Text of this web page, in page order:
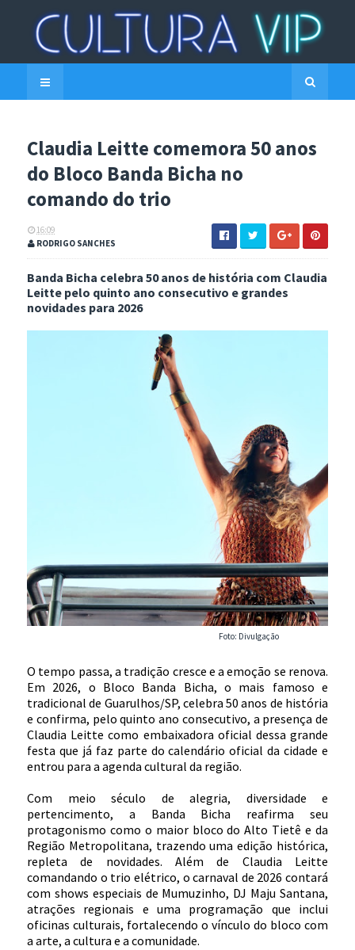
Claudia Leitte comemora 50 anos
do Bloco Banda Bicha no
comando do trio
16:09
RODRIGO SANCHES
Banda Bicha celebra 50 anos de história com Claudia
Leitte pelo quinto ano consecutivo e grandes
novidades para 2026
Foto: Divulgação
O tempo passa, a tradição cresce e a emoção se renova.
Em 2026, o Bloco Banda Bicha, o mais famoso e
tradicional de Guarulhos/SP, celebra 50 anos de história
e confirma, pelo quinto ano consecutivo, a presença de
Claudia Leitte como embaixadora oficial dessa grande
festa que já faz parte do calendário oficial da cidade e
entrou para a agenda cultural da região.
Com meio século de alegria, diversidade e
pertencimento, a Banda Bicha reafirma seu
protagonismo como o maior bloco do Alto Tietê e da
Região Metropolitana, trazendo uma edição histórica,
repleta de novidades. Além de Claudia Leitte
comandando o trio elétrico, o carnaval de 2026 contará
com shows especiais de Mumuzinho, DJ Maju Santana,
atrações regionais e uma programação que inclui
oficinas culturais, fortalecendo o vínculo do bloco com
a arte, a cultura e a comunidade.